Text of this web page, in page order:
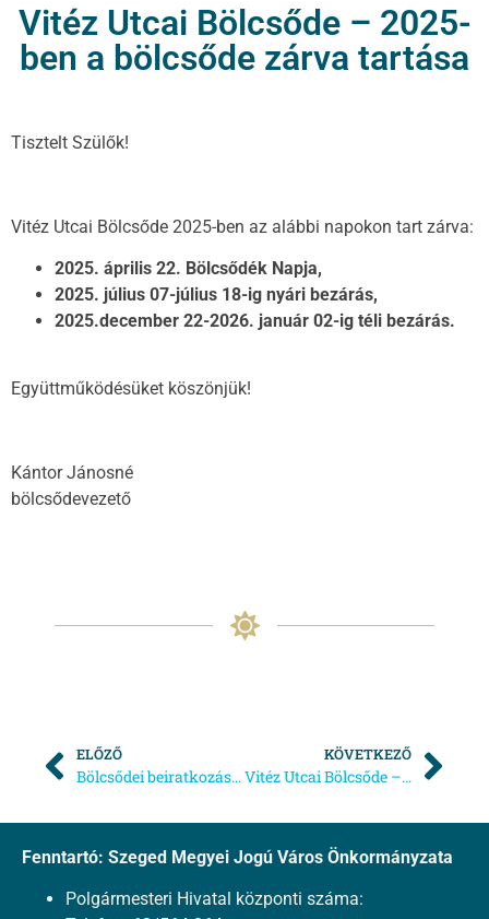
Vitéz Utcai Bölcsőde – 2025-
ben a bölcsőde zárva tartása
Tisztelt Szülők!
Vitéz Utcai Bölcsőde 2025-ben az alábbi napokon tart zárva:
2025. április 22. Bölcsődék Napja,
2025. július 07-július 18-ig nyári bezárás,
2025.december 22-2026. január 02-ig téli bezárás.
Együttműködésüket köszönjük!
Kántor Jánosné
bölcsődevezető
ELŐZŐ
Bölcsődei beiratkozás 2025. Cső Utcai Bölcsőde
KÖVETKEZŐ
Vitéz Utcai Bölcsőde – Térítési díj befizetése
Fenntartó: Szeged Megyei Jogú Város Önkormányzata
Polgármesteri Hivatal központi száma: